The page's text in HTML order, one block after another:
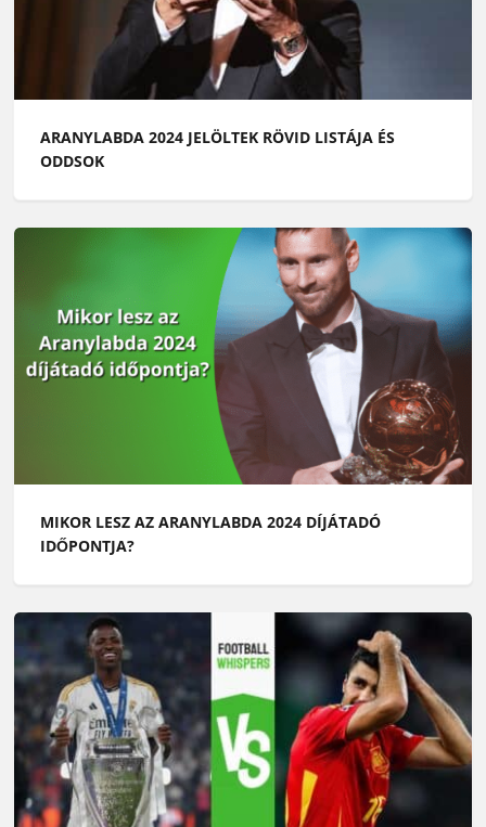
ARANYLABDA 2024 JELÖLTEK RÖVID LISTÁJA ÉS
ODDSOK
MIKOR LESZ AZ ARANYLABDA 2024 DÍJÁTADÓ
IDŐPONTJA?